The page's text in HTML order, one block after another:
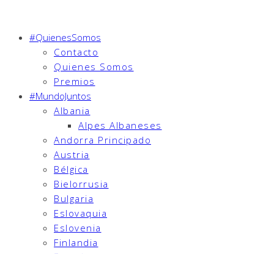
#QuienesSomos
Contacto
Quienes Somos
Premios
#MundoJuntos
Albania
Alpes Albaneses
Andorra Principado
Austria
Bélgica
Bielorrusia
Bulgaria
Eslovaquia
Eslovenia
Finlandia